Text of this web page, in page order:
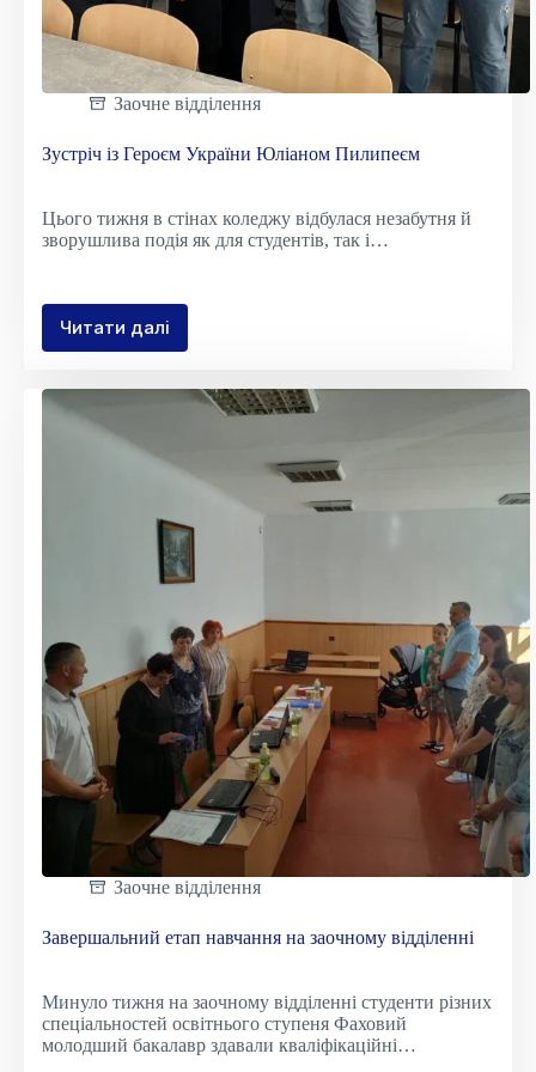
Заочне відділення
Зустріч із Героєм України Юліаном Пилипеєм
Цього тижня в стінах коледжу відбулася незабутня й
зворушлива подія як для студентів, так і…
Читати далі
Зустріч
Пилипеєм
Заочне відділення
Завершальний етап навчання на заочному відділенні
Минуло тижня на заочному відділенні студенти різних
спеціальностей освітнього ступеня Фаховий
молодший бакалавр здавали кваліфікаційні…